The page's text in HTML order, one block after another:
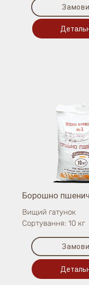
Борошно
Вищий гатунок
Сортування: 10 кг